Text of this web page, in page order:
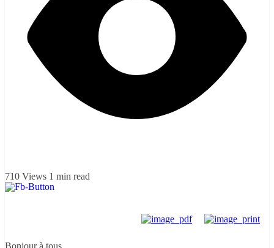
710 Views 1 min read
Bonjour à tous,